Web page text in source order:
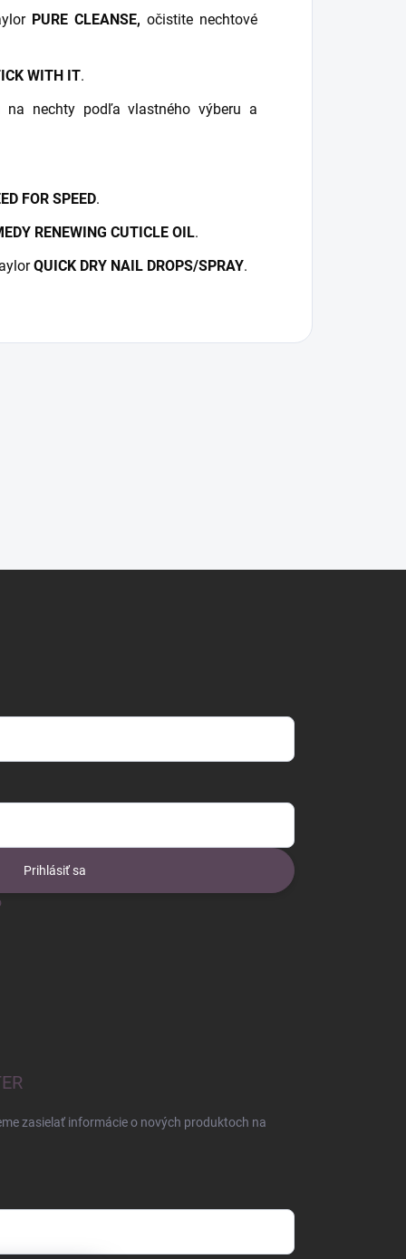
PURE CLEANSE, očistite nechtové
WITH IT.
na nechty podľa vlastného výberu a
FOR SPEED.
RENEWING CUTICLE OIL.
QUICK DRY NAIL DROPS/SPRAY.
Prihlásiť sa
zasielať informácie o nových produktoch na